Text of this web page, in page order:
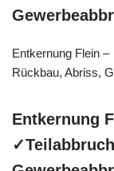
Entkernung Flein
Rückbau, Abriss,
Entkernung